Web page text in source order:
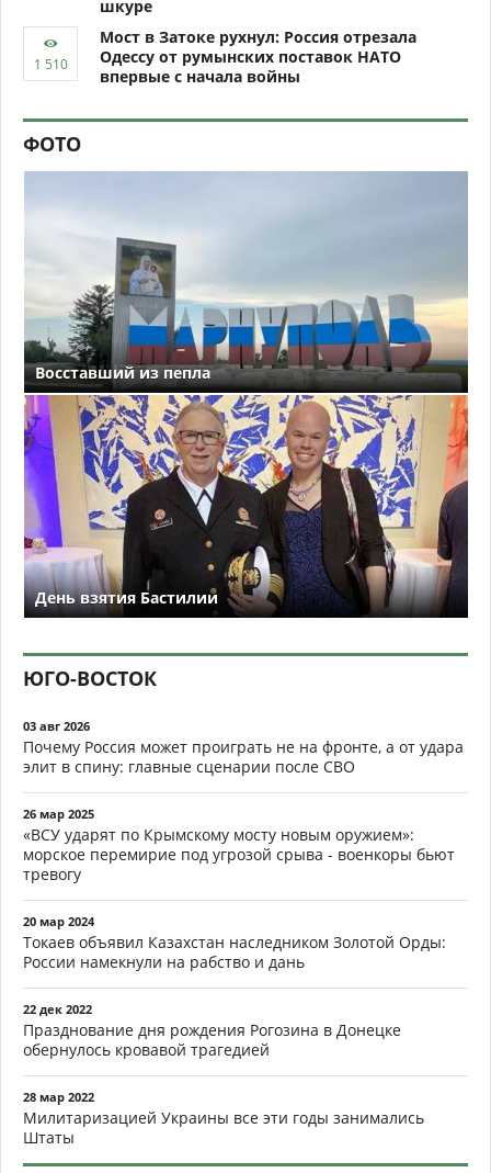
шкуре
Мост в Затоке рухнул: Россия отрезала
Одессу от румынских поставок НАТО
впервые с начала войны
ФОТО
Восставший из пепла
День взятия Бастилии
ЮГО-ВОСТОК
03 авг 2026
Почему Россия может проиграть не на фронте, а от удара
элит в спину: главные сценарии после СВО
26 мар 2025
«ВСУ ударят по Крымскому мосту новым оружием»:
морское перемирие под угрозой срыва - военкоры бьют
тревогу
20 мар 2024
Токаев объявил Казахстан наследником Золотой Орды:
России намекнули на рабство и дань
22 дек 2022
Празднование дня рождения Рогозина в Донецке
обернулось кровавой трагедией
28 мар 2022
Милитаризацией Украины все эти годы занимались
Штаты